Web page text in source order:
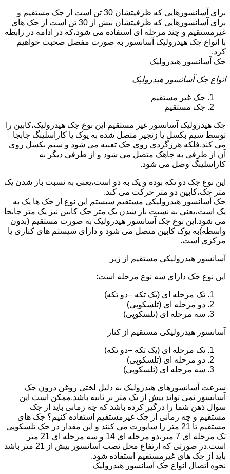
برای آسانسورهایی که ظرفیتشان 30 تن است از جک مستقیم و
برای آسانسورهایی که ظرفیتشان بیش از 30 تن است از جک های
غیرمستقیم و چند مرحله ای استفاده می شود،که در ادامه در رابطه
با انواع جک هیدرولیک آسانسور به صورت مفصل صحبت خواهیم
کرد.
جک آسانسور هیدرولیک
انواع جک آسانسور هیدرولیک
جک غیر مستقیم
جک مستقیم
جک هیدرولیک آسانسور غیر مستقیم این نوع جک هیدرولیک،کابین را
توسط سیم بکسل یا زنجیر متصل شده به یوک یا کاراسلینگ جابجا
می کند.فلکه هرزگردی روی جک تعبیه می شود و سیم بکسل روی
آن از طرفی به چاهک متصل می شود و از طرفی دیگر به
کاراسلینگ وصل می شود.
این نوع جک دو تکه بوده و یک به دو است،یعنی به نسبت باز شدن یک
متر جک،کابین دو متر حرکت می کند.
جک آسانسور هیدرولیکی مستقیم سیستم این نوع از جک ها یک به
یک است،یعنی به نسبت باز شدن یک متر جک کابین نیز یک متر جابجا
می شود.این نوع جک آسانسور هیدرولیک به صورت مستقیم (بدون
واسطه)به یوک کابین متصل می شود و دارای سیستم های کناری یا
مرکزی است.
آسانسور هیدرولیکی مستقیم از زیر
این نوع جک دارای سه نوع مرحله است:
تک مرحله ای (یک تکه –دو تکه)
دو مرحله ای (تلسکوپی)
سه مرحله ای (تلسکوپی)
آسانسور هیدرولیکی مستقیم از کنار
تک مرحله ای (یک تکه –دو تکه)
دو مرحله ای (تلسکوپی)
سه مرحله ای (تلسکوپی)
سرعت آسانسورهای هیدرولیک به دلیل لختی روغن درون جک
آسانسور نمی تواند بیش از یک متر بر ثانیه باشد.ممکن است این
سوال ذهن شما را درگیر کرده باشد که چه زمانی باید از جک
مستقیم و چه زمانی از جک غیرمستقیم استفاده کنیم؟ جک های
مستقیم تا 21 متر را ساپورت می کنند و این مقدار در جک تلسکوپی
تک مرحله ای 7 متر،دو مرحله ای 14 و سه مرحله ای 21 متر
است.در صورتی که ارتفاع محل نصب آسانسور بیش از 21 متر باشد
باید از جک های غیرمستقیم استفاده شود.
نحوه اتصال انواع جک آسانسور هیدرولیک